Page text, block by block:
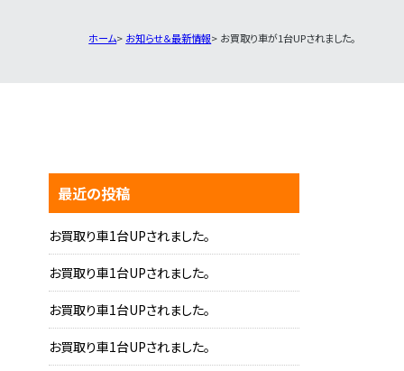
ホーム お知らせ＆最新情報 お買取り車が1台UPされました。
最近の投稿
お買取り車1台UPされました。
お買取り車1台UPされました。
お買取り車1台UPされました。
お買取り車1台UPされました。